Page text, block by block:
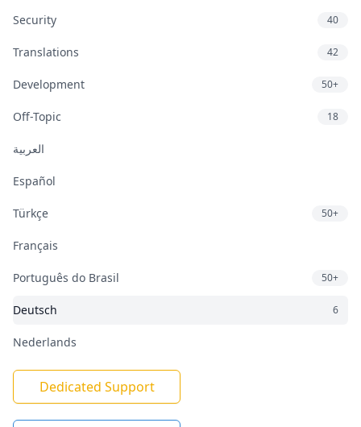
Security 40
Translations 42
Development 50+
Off-Topic 18
العربية
Español
Türkçe 50+
Français
Português do Brasil 50+
Deutsch 6
Nederlands
Dedicated Support